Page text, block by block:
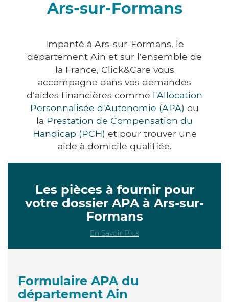
Ars-sur-Formans
Impanté à Ars-sur-Formans, le
département Ain et sur l'ensemble de
la France, Click&Care vous
accompagne dans vos demandes
d'aides financières comme l'Allocation
Personnalisée d'Autonomie (APA) ou
la Prestation de Compensation du
Handicap (PCH) et pour trouver une
aide à domicile qualifiée.
Les pièces à fournir pour
votre dossier APA à Ars-sur-
Formans
En Savoir Plus
Formulaire APA du
département Ain